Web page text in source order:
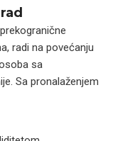
radi na povećanju
sa
Sa pronalaženjem